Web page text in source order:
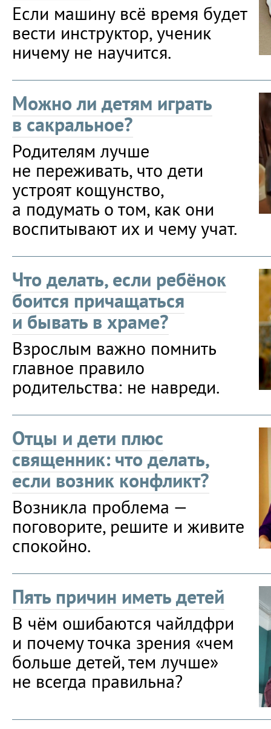
Если машину всё время будет
вести инструктор, ученик
ничему не научится.
Можно ли детям играть
в сакральное?
Родителям лучше
не переживать, что дети
устроят кощунство,
а подумать о том, как они
воспитывают их и чему учат.
Что делать, если ребёнок
боится причащаться
и бывать в храме?
Взрослым важно помнить
главное правило
родительства: не навреди.
Отцы и дети плюс
священник: что делать,
если возник конфликт?
Возникла проблема —
поговорите, решите и живите
спокойно.
Пять причин иметь детей
В чём ошибаются чайлдфри
и почему точка зрения «чем
больше детей, тем лучше»
не всегда правильна?